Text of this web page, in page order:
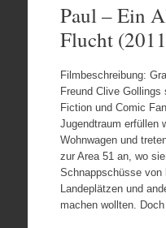
Paul – Ein
Flucht
Filmbeschreibung:
Freund Clive
Fiction und Comic
Jugendtraum erfüllen
Wohnwagen und
zur Area 51 an, wo
Schnappschüsse von
Landeplätzen und
machen wollten.